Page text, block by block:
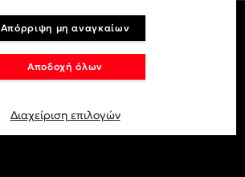
Απόρριψη μη αναγκαίων
Αποδοχή όλων
Διαχείριση επιλογών